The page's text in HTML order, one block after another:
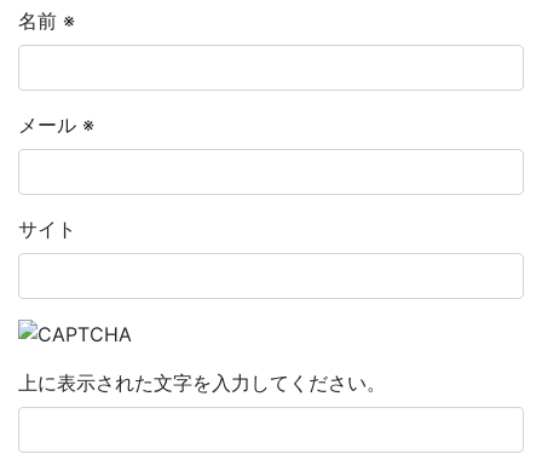
名前 ※
メール ※
サイト
上に表示された文字を入力してください。